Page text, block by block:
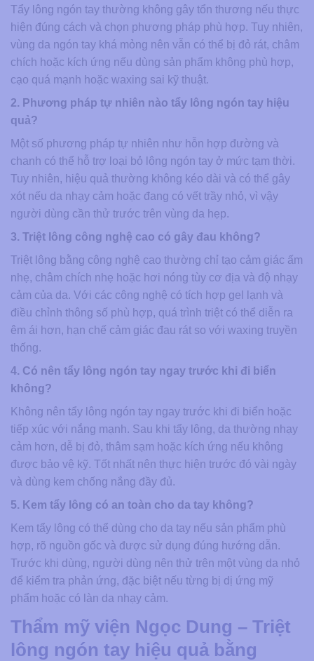
Tẩy lông ngón tay thường không gây tổn thương nếu thực
hiện đúng cách và chọn phương pháp phù hợp. Tuy nhiên,
vùng da ngón tay khá mỏng nên vẫn có thể bị đỏ rát, châm
chích hoặc kích ứng nếu dùng sản phẩm không phù hợp,
cạo quá mạnh hoặc waxing sai kỹ thuật.
2. Phương pháp tự nhiên nào tẩy lông ngón tay hiệu
quả?
Một số phương pháp tự nhiên như hỗn hợp đường và
chanh có thể hỗ trợ loại bỏ lông ngón tay ở mức tạm thời.
Tuy nhiên, hiệu quả thường không kéo dài và có thể gây
xót nếu da nhạy cảm hoặc đang có vết trầy nhỏ, vì vậy
người dùng cần thử trước trên vùng da hẹp.
3. Triệt lông công nghệ cao có gây đau không?
Triệt lông bằng công nghệ cao thường chỉ tạo cảm giác ấm
nhẹ, châm chích nhẹ hoặc hơi nóng tùy cơ địa và độ nhạy
cảm của da. Với các công nghệ có tích hợp gel lạnh và
điều chỉnh thông số phù hợp, quá trình triệt có thể diễn ra
êm ái hơn, hạn chế cảm giác đau rát so với waxing truyền
thống.
4. Có nên tẩy lông ngón tay ngay trước khi đi biển
không?
Không nên tẩy lông ngón tay ngay trước khi đi biển hoặc
tiếp xúc với nắng mạnh. Sau khi tẩy lông, da thường nhạy
cảm hơn, dễ bị đỏ, thâm sạm hoặc kích ứng nếu không
được bảo vệ kỹ. Tốt nhất nên thực hiện trước đó vài ngày
và dùng kem chống nắng đầy đủ.
5. Kem tẩy lông có an toàn cho da tay không?
Kem tẩy lông có thể dùng cho da tay nếu sản phẩm phù
hợp, rõ nguồn gốc và được sử dụng đúng hướng dẫn.
Trước khi dùng, người dùng nên thử trên một vùng da nhỏ
để kiểm tra phản ứng, đặc biệt nếu từng bị dị ứng mỹ
phẩm hoặc có làn da nhạy cảm.
Thẩm mỹ viện Ngọc Dung – Triệt
lông ngón tay hiệu quả bằng